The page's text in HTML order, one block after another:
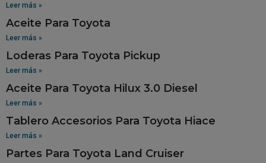
Leer más »
Aceite Para Toyota
Leer más »
Loderas Para Toyota Pickup
Leer más »
Aceite Para Toyota Hilux 3.0 Diesel
Leer más »
Tablero Accesorios Para Toyota Hiace
Leer más »
Partes Para Toyota Land Cruiser